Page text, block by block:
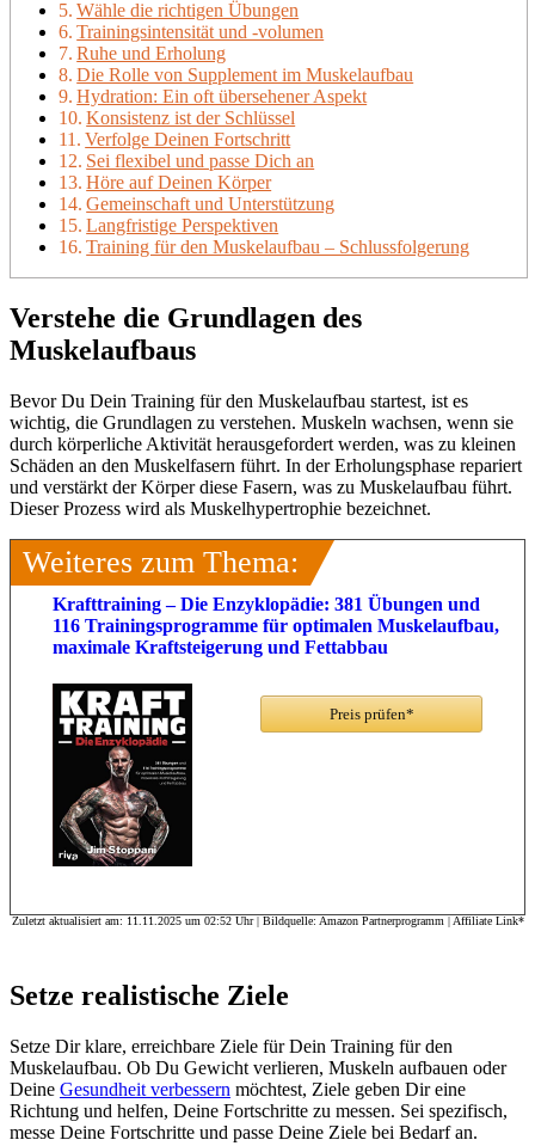
Wähle die richtigen Übungen
Trainingsintensität und -volumen
Ruhe und Erholung
Die Rolle von Supplement im Muskelaufbau
Hydration: Ein oft übersehener Aspekt
Konsistenz ist der Schlüssel
Verfolge Deinen Fortschritt
Sei flexibel und passe Dich an
Höre auf Deinen Körper
Gemeinschaft und Unterstützung
Langfristige Perspektiven
Training für den Muskelaufbau – Schlussfolgerung
Verstehe die Grundlagen des
Muskelaufbaus
Bevor Du Dein Training für den Muskelaufbau startest, ist es
wichtig, die Grundlagen zu verstehen. Muskeln wachsen, wenn sie
durch körperliche Aktivität herausgefordert werden, was zu kleinen
Schäden an den Muskelfasern führt. In der Erholungsphase repariert
und verstärkt der Körper diese Fasern, was zu Muskelaufbau führt.
Dieser Prozess wird als Muskelhypertrophie bezeichnet.
Weiteres zum Thema:
Krafttraining – Die Enzyklopädie: 381 Übungen und
116 Trainingsprogramme für optimalen Muskelaufbau,
maximale Kraftsteigerung und Fettabbau
Preis prüfen*
Zuletzt aktualisiert am: 11.11.2025 um 02:52 Uhr | Bildquelle: Amazon Partnerprogramm | Affiliate Link*
Setze realistische Ziele
Setze Dir klare, erreichbare Ziele für Dein Training für den
Muskelaufbau. Ob Du Gewicht verlieren, Muskeln aufbauen oder
Deine Gesundheit verbessern möchtest, Ziele geben Dir eine
Richtung und helfen, Deine Fortschritte zu messen. Sei spezifisch,
messe Deine Fortschritte und passe Deine Ziele bei Bedarf an.